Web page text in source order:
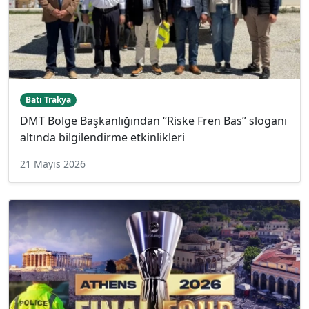
Batı Trakya
DMT Bölge Başkanlığından “Riske Fren Bas” sloganı
altında bilgilendirme etkinlikleri
21 Mayıs 2026